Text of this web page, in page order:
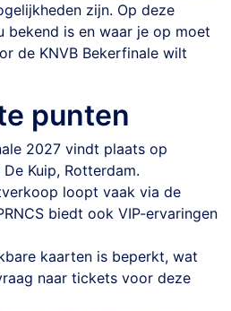
zijn. Op deze
bekend is en waar je op moet
de KNVB Bekerfinale wilt
punten
2027 vindt plaats op
Kuip, Rotterdam.
loopt vaak via de
biedt ook VIP-ervaringen
kaarten is beperkt, wat
naar tickets voor deze